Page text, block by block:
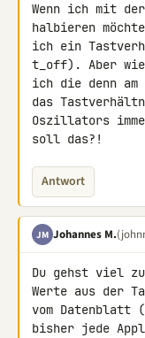
Wenn ich mit
halbieren
ich ein
t_off). Aber
ich die denn am
das
Oszillators
soll das?!
Antwort
JM Johannes M.
Du gehst viel
Werte aus der
vom Datenblatt
bisher jede